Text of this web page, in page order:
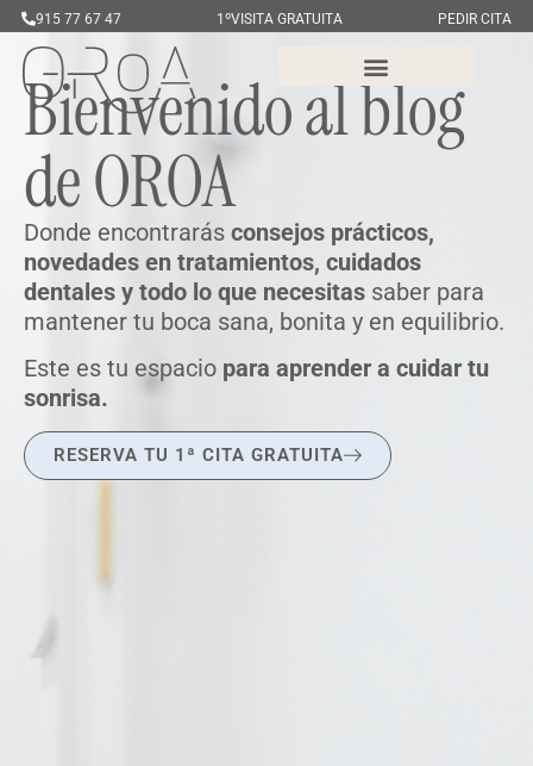
915 77 67 47 1ºVISITA GRATUITA PEDIR CITA
Bienvenido al blog
de OROA
Donde encontrarás consejos prácticos,
novedades en tratamientos, cuidados
dentales y todo lo que necesitas saber para
mantener tu boca sana, bonita y en equilibrio.
Este es tu espacio para aprender a cuidar tu
sonrisa.
RESERVA TU 1ª CITA GRATUITA